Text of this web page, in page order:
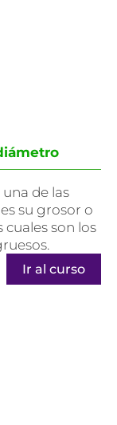
de las
su grosor o
son los
Ir al curso